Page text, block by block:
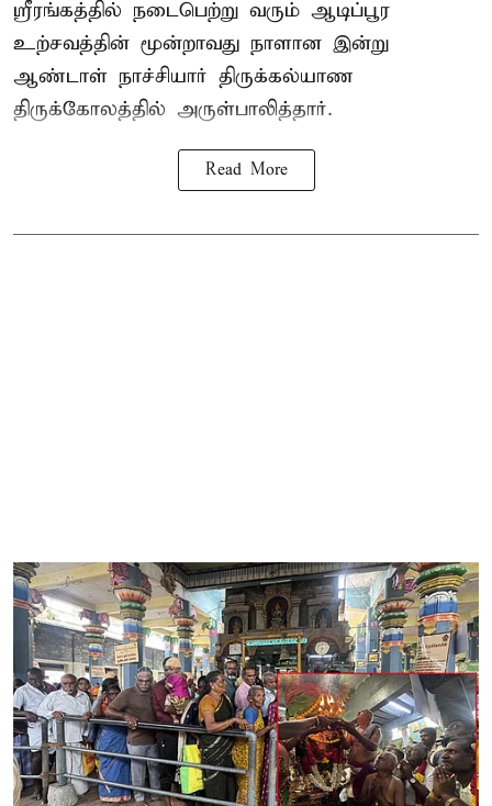
ஸ்ரீரங்கத்தில் நடைபெற்று வரும் ஆடிப்பூர
உற்சவத்தின் மூன்றாவது நாளான இன்று
ஆண்டாள் நாச்சியார் திருக்கல்யாண
திருக்கோலத்தில் அருள்பாலித்தார்.
Read More